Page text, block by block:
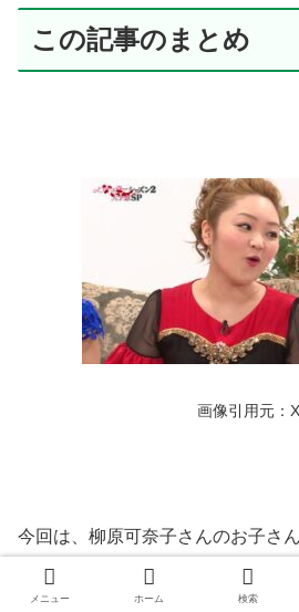
この記事のまとめ
画像引用元：X
今回は、柳原可奈子さんのお子さ
たが、いかがでしたでしょうか。
んが脳性麻痺であることやリハビ
メニュー ホーム 検索